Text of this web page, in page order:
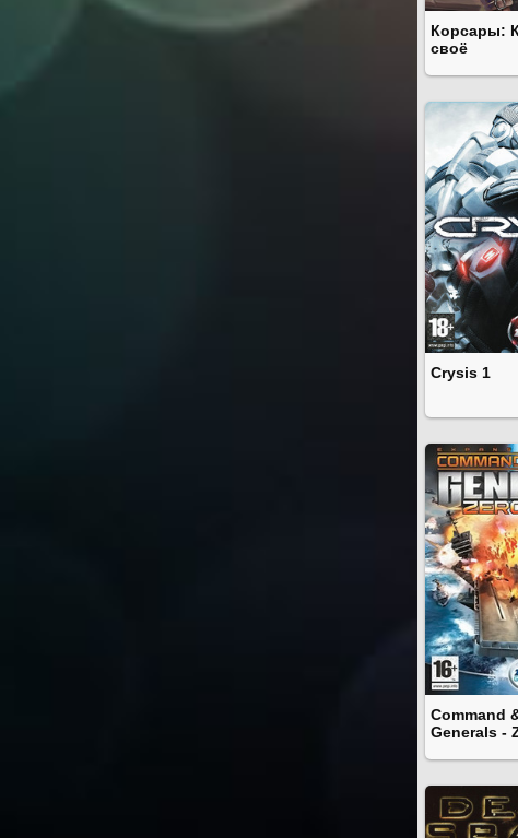
Корсары:
своё
Crysis 1
Command
Generals -